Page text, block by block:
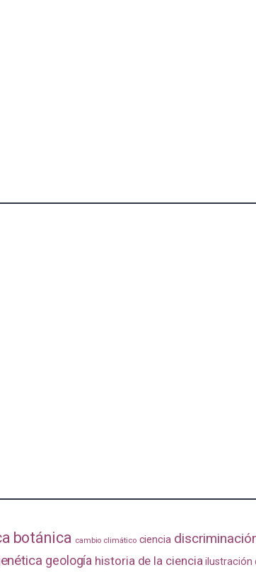
botánica cambio climático ciencia
geología historia de la ciencia ilustración